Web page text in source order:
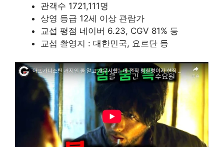
관객수 1721,111명
상영 등급 12세 이상 관람가
교섭 평점 네이버 6.23, CGV 81% 등
교섭 촬영지 : 대한민국, 요르단 등